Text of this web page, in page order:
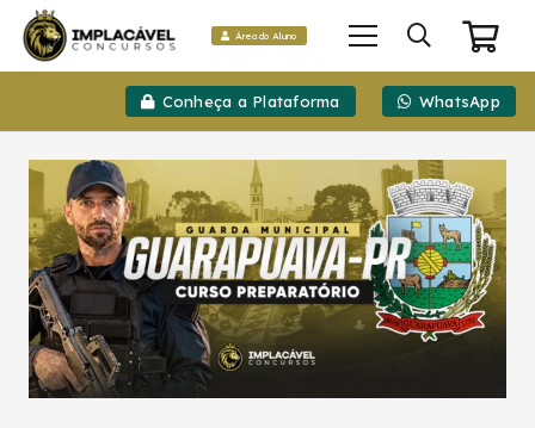
Área do Aluno
Conheça a Plataforma WhatsApp